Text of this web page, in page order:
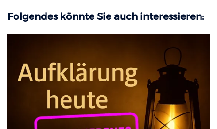
Folgendes könnte Sie auch interessieren: